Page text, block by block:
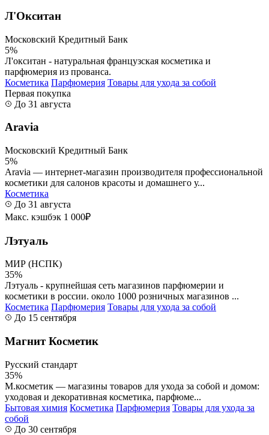
Л'Окситан
Московский Кредитный Банк
5%
Л'окситан - натуральная французская косметика и
парфюмерия из прованса.
Косметика Парфюмерия Товары для ухода за собой
Первая покупка
До 31 августа
Aravia
Московский Кредитный Банк
5%
Aravia — интернет-магазин производителя профессиональной
косметики для салонов красоты и домашнего у...
Косметика
До 31 августа
Макс. кэшбэк 1 000₽
Лэтуаль
МИР (НСПК)
35%
Лэтуаль - крупнейшая сеть магазинов парфюмерии и
косметики в россии. около 1000 розничных магазинов ...
Косметика Парфюмерия Товары для ухода за собой
До 15 сентября
Магнит Косметик
Русский стандарт
35%
М.косметик — магазины товаров для ухода за собой и домом:
уходовая и декоративная косметика, парфюме...
Бытовая химия Косметика Парфюмерия Товары для ухода за
собой
До 30 сентября